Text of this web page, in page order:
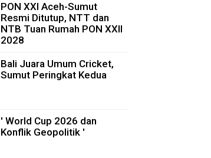
PON XXI Aceh-Sumut
Resmi Ditutup, NTT dan
NTB Tuan Rumah PON XXII
2028
Bali Juara Umum Cricket,
Sumut Peringkat Kedua
' World Cup 2026 dan
Konflik Geopolitik '